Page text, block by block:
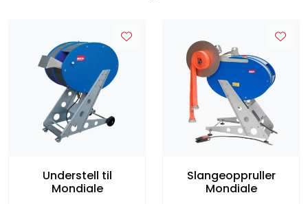
Understell til
Mondiale
Slangeoppruller
Mondiale